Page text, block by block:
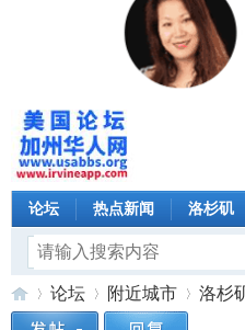
论坛 热点新闻 洛杉矶
论坛 附近城市 洛杉